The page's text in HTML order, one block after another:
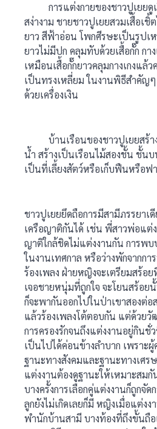
การแต่งกายของชาวปูเยยดูเ
สง่างาม ชายชาวปูเยยสวมเสื้อเ
ยาว สีฟ้าอ่อน โพกศีรษะเป็นรูปเ
ยาวไม่มีปก คลุมทับด้วยเสื้อกั๊ก กา
เหมือนเสื้อกั๊กยาวคลุมกางเกงแล้
เป็นทรงเหลี่ยม ในงานพิธีสำคัญ
ด้วยเครื่องเงิน
บ้านเรือนของชาวปูเยยสร้า
น้ำ สร้างเป็นเรือนไม้สองชั้น ชั้น
เป็นที่เลี้ยงสัตว์หรือเก็บฟืนหรือฟ
ชาวปูเยยยึดถือการมีสามีภรรยาเ
เครือญาติกันได้ เช่น พี่สาวพ่อแต่
ญาติใกล้ชิดไม่แต่งงานกัน การพบ
ในงานเทศกาล หรือว่างพักจากกา
ร้องเพลง ฝ่ายหญิงจะเตรียมสร้อย
เจอชายหนุ่มที่ถูกใจ จะโยนสร้อย
ก็จะพากันออกไปในป่าเขาสองต่อ
แล้วร้องเพลงโต้ตอบกัน แต่ด้วย
การครองรักจนถึงแต่งงานอยู่กินชั่
เป็นไปได้ค่อนข้างลำบาก เพราะ
ฐานะทางสังคมและฐานะทางเศร
แต่งงานต้องดูฐานะให้เหมาะสม
บางครั้งการเลือกคู่แต่งงานก็ถูกจั
ลูกยังไม่เกิดเลยก็มี หญิงเมื่อแต่ง
พำนักบ้านสามี บางท้องที่ถึงขั้นถื